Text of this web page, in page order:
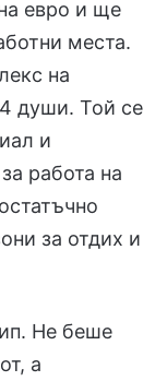
евро и ще
места.
на
души. Той се
и
работа на
за отдих и
Не беше
а